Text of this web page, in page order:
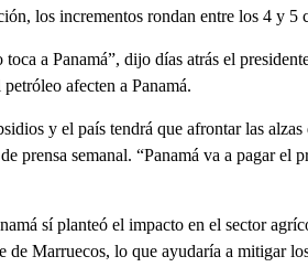
los incrementos rondan entre los 4 y 5
a Panamá”, dijo días atrás el
afecten a Panamá.
y el país tendrá que afrontar las alzas
prensa semanal. “Panamá va a pagar el
sí planteó el impacto en el sector
de Marruecos, lo que ayudaría a mitigar